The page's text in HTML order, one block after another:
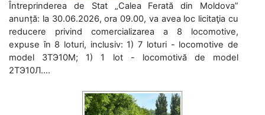
Întreprinderea de Stat „Calea Ferată din Moldova”
anunță: la 30.06.2026, ora 09.00, va avea loc licitaţia cu
reducere privind comercializarea a 8 locomotive,
expuse în 8 loturi, inclusiv: 1) 7 loturi - locomotive de
model 3ТЭ10М; 1) 1 lot - locomotivă de model
2ТЭ10Л....